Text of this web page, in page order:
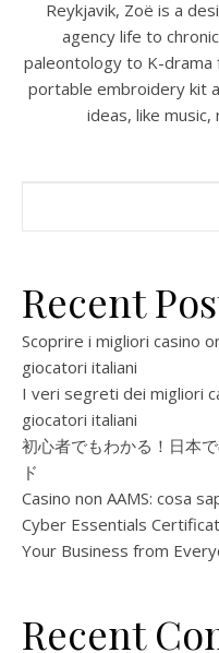
Reykjavik, Zoë is a
agency life to
paleontology to K-drama
portable embroidery kit
ideas, like
Recent
Scoprire i migliori casino
giocatori italiani
I veri segreti dei migliori
giocatori italiani
初心者でもわかる！日本
ド
Casino non AAMS: cosa
Cyber Essentials
Your Business from
Recent